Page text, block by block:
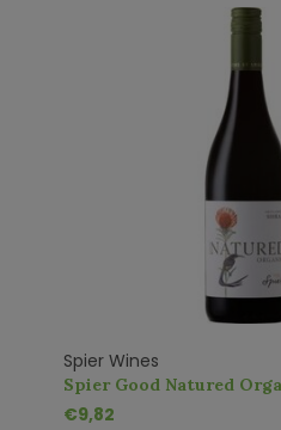
Spier Wines
Spier Good Natured
€9,82